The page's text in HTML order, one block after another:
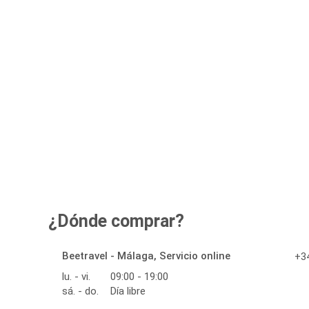
¿Dónde comprar?
Beetravel - Málaga, Servicio online
lu. - vi.
09:00 - 19:00
sá. - do.
Día libre